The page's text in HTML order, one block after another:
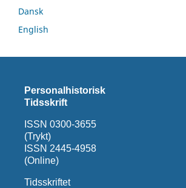
Dansk
English
Personalhistorisk
Tidsskrift
ISSN 0300-3655
(Trykt)
ISSN 2445-4958
(Online)
Tidsskriftet